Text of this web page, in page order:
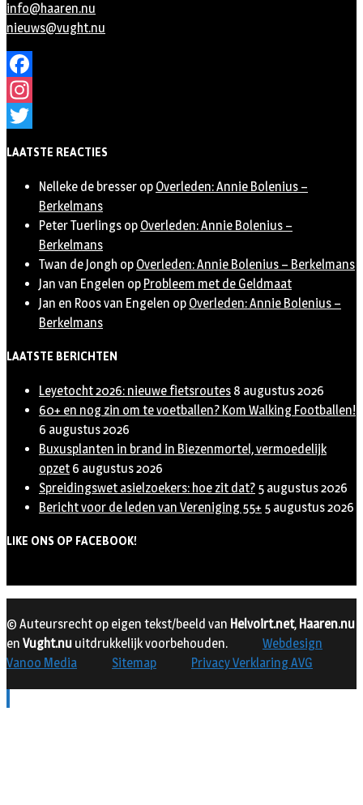
info@haaren.nu
nieuws@vught.nu
Facebook
Instagram
LAATSTE REACTIES
Nelleke de bresser op Overleden: Annie Bolenius –
Berkelmans
Peter Tuerlings op Overleden: Annie Bolenius –
Berkelmans
Twan de Jongh op Overleden: Annie Bolenius – Berkelmans
Jan van Engelen op Probleem met de Geldmaat
Jan en Roos van Engelen op Overleden: Annie Bolenius –
Berkelmans
LAATSTE BERICHTEN
Leyetocht 2026: nieuwe fietsroutes 8 augustus 2026
60+ en nog zin om te voetballen? Kom Walking Footballen!
6 augustus 2026
Buxusplanten in brand in Biezenmortel, vermoedelijk
opzet 6 augustus 2026
Spreidingswet asielzoekers: hoe zit dat? 5 augustus 2026
Bericht voor de leden van Vereniging 55+ 5 augustus 2026
LIKE ONS OP FACEBOOK!
© Auteursrecht op eigen tekst/beeld van Helvoirt.net, Haaren.nu
en Vught.nu uitdrukkelijk voorbehouden.
Webdesign
Vanoo Media
Sitemap Privacy Verklaring AVG